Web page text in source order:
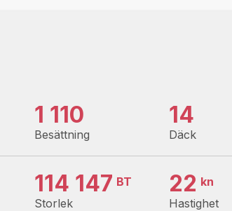
Besättning
1 110
Däck
14
Storlek
114 147 BT
Hastighet
22 kn